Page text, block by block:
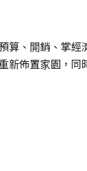
算、開銷、掌經
新佈置家園，同